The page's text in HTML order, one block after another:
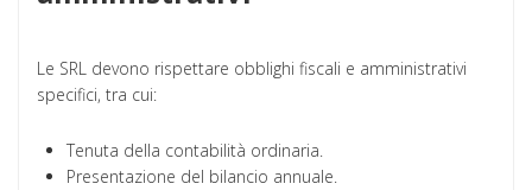
Le SRL devono rispettare obblighi fiscali e amministrativi
specifici, tra cui:
Tenuta della contabilità ordinaria.
Presentazione del bilancio annuale.